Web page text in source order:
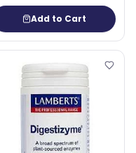
Add to Cart